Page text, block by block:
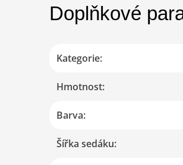
Doplňkové
Kategorie:
Hmotnost:
Barva:
Šířka sedáku: